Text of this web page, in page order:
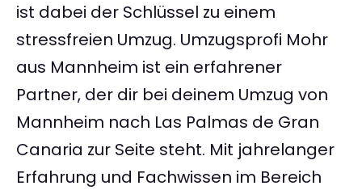
ist dabei der Schlüssel zu einem
stressfreien Umzug. Umzugsprofi Mohr
aus Mannheim ist ein erfahrener
Partner, der dir bei deinem Umzug von
Mannheim nach Las Palmas de Gran
Canaria zur Seite steht. Mit jahrelanger
Erfahrung und Fachwissen im Bereich